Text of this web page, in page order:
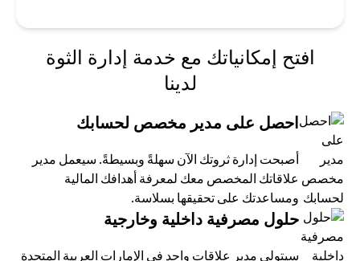
افتح إمكانياتك مع خدمة إدارة الثوة
لدينا
احصل على مدير مخصص لحسابك
أصبحت إدارة ثروتك الآن سهلةً وبسيطةً. سيعمل مدير
علاقاتك المخصص معك لمعرفة أهدافك المالية
ومساعدتك على تحقيقها بسلاسة.
حلول مصرفية داخلية وخارجية
سيتولى مدير علاقات واحد في الإمارات العربية المتحدة